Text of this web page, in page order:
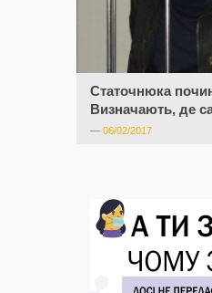
Статочнюка
Визначають, де
— 06/02/2017